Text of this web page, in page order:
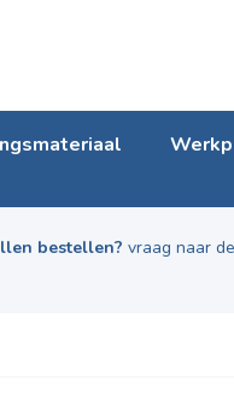
bestellen? vraag naar de